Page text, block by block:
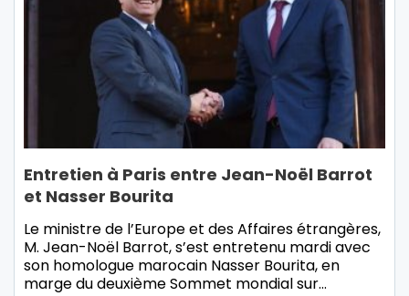
Entretien à Paris entre Jean-Noël Barrot
et Nasser Bourita
Le ministre de l’Europe et des Affaires étrangères,
M. Jean-Noël Barrot, s’est entretenu mardi avec
son homologue marocain Nasser Bourita, en
marge du deuxième Sommet mondial sur…